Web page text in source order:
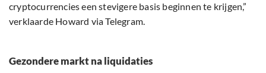
cryptocurrencies een stevigere basis beginnen te krijgen,”
verklaarde Howard via Telegram.
Gezondere markt na liquidaties